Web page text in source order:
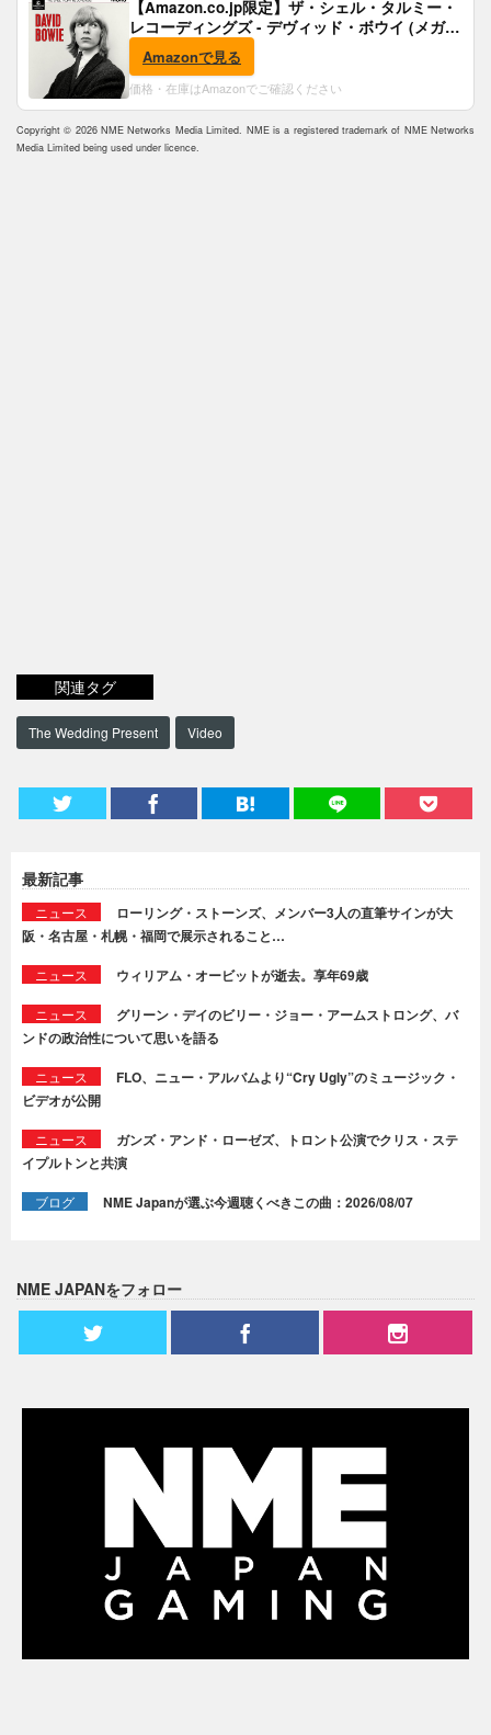
【Amazon.co.jp限定】ザ・シェル・タルミー・
レコーディングズ - デヴィッド・ボウイ (メガジ
ャケ付)
Amazonで見る
価格・在庫はAmazonでご確認ください
Copyright © 2026 NME Networks Media Limited. NME is a registered trademark of NME Networks
Media Limited being used under licence.
関連タグ
The Wedding Present Video
最新記事
ニュース
ローリング・ストーンズ、メンバー3人の直筆サインが大
阪・名古屋・札幌・福岡で展示されること…
ニュース ウィリアム・オービットが逝去。享年69歳
ニュース
グリーン・デイのビリー・ジョー・アームストロング、バ
ンドの政治性について思いを語る
ニュース
FLO、ニュー・アルバムより“Cry Ugly”のミュージック・
ビデオが公開
ニュース
ガンズ・アンド・ローゼズ、トロント公演でクリス・ステ
イプルトンと共演
ブログ NME Japanが選ぶ今週聴くべきこの曲：2026/08/07
NME JAPANをフォロー